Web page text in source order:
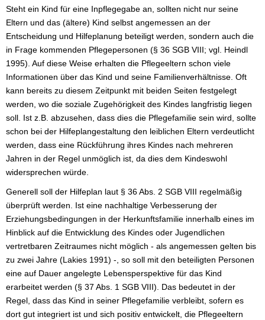
Steht ein Kind für eine Inpflegegabe an, sollten nicht nur seine
Eltern und das (ältere) Kind selbst angemessen an der
Entscheidung und Hilfeplanung beteiligt werden, sondern auch die
in Frage kommenden Pflegepersonen (§ 36 SGB VIII; vgl. Heindl
1995). Auf diese Weise erhalten die Pflegeeltern schon viele
Informationen über das Kind und seine Familienverhältnisse. Oft
kann bereits zu diesem Zeitpunkt mit beiden Seiten festgelegt
werden, wo die soziale Zugehörigkeit des Kindes langfristig liegen
soll. Ist z.B. abzusehen, dass dies die Pflegefamilie sein wird, sollte
schon bei der Hilfeplangestaltung den leiblichen Eltern verdeutlicht
werden, dass eine Rückführung ihres Kindes nach mehreren
Jahren in der Regel unmöglich ist, da dies dem Kindeswohl
widersprechen würde.
Generell soll der Hilfeplan laut § 36 Abs. 2 SGB VIII regelmäßig
überprüft werden. Ist eine nachhaltige Verbesserung der
Erziehungsbedingungen in der Herkunftsfamilie innerhalb eines im
Hinblick auf die Entwicklung des Kindes oder Jugendlichen
vertretbaren Zeitraumes nicht möglich - als angemessen gelten bis
zu zwei Jahre (Lakies 1991) -, so soll mit den beteiligten Personen
eine auf Dauer angelegte Lebensperspektive für das Kind
erarbeitet werden (§ 37 Abs. 1 SGB VIII). Das bedeutet in der
Regel, dass das Kind in seiner Pflegefamilie verbleibt, sofern es
dort gut integriert ist und sich positiv entwickelt, die Pflegeeltern